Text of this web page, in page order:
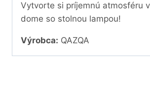
Vytvorte si príjemnú atmosféru
dome so stolnou lampou!
Výrobca: QAZQA